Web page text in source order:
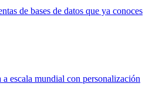
de bases de datos que ya conoces
a escala mundial con personalización